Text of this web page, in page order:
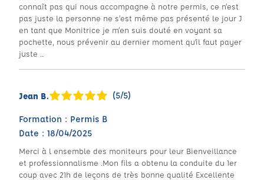
connaît pas qui nous accompagne à notre permis, ce n’est
pas juste la personne ne s’est même pas présenté le jour J
en tant que Monitrice je m’en suis douté en voyant sa
pochette, nous prévenir au dernier moment qu’il faut payer
juste ..
Jean B. (5/5)
Formation : Permis B
Date : 18/04/2025
Merci à l ensemble des moniteurs pour leur Bienveillance
et professionnalisme .Mon fils a obtenu la conduite du 1er
coup avec 21h de leçons de très bonne qualité Excellente